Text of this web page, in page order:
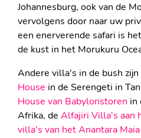
Johannesburg, ook van de
vervolgens door naar uw
een enerverende safari is
de kust in het Morukuru
Andere villa's in de bush
House in de Serengeti in
House van Babylonstoren in
Afrika, de Alfajiri Villa's aan
villa's van het Anantara Maia